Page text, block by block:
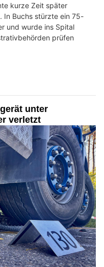
kurze Zeit später
In Buchs stürzte ein 75-
und wurde ins Spital
prüfen
unter
verletzt